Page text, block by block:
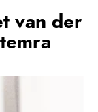
van der